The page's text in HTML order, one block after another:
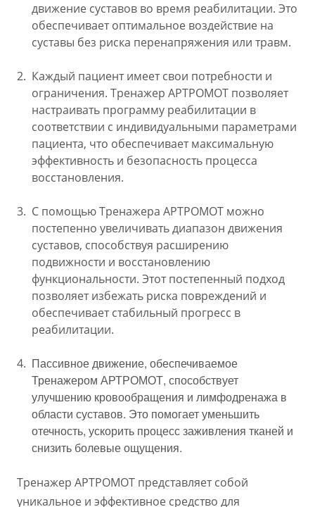
движение суставов во время реабилитации. Это
обеспечивает оптимальное воздействие на
суставы без риска перенапряжения или травм.
Каждый пациент имеет свои потребности и
ограничения. Тренажер АРТРОМОТ позволяет
настраивать программу реабилитации в
соответствии с индивидуальными параметрами
пациента, что обеспечивает максимальную
эффективность и безопасность процесса
восстановления.
С помощью Тренажера АРТРОМОТ можно
постепенно увеличивать диапазон движения
суставов, способствуя расширению
подвижности и восстановлению
функциональности. Этот постепенный подход
позволяет избежать риска повреждений и
обеспечивает стабильный прогресс в
реабилитации.
Пассивное движение, обеспечиваемое
Тренажером АРТРОМОТ, способствует
улучшению кровообращения и лимфодренажа в
области суставов. Это помогает уменьшить
отечность, ускорить процесс заживления тканей и
снизить болевые ощущения.
Тренажер АРТРОМОТ представляет собой
уникальное и эффективное средство для